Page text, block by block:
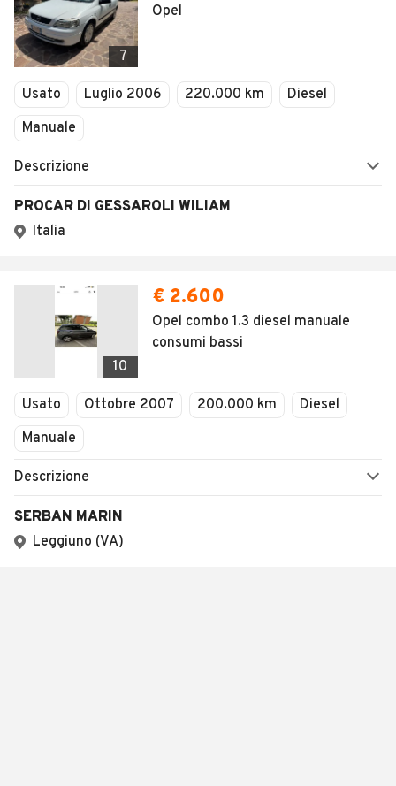
7
Opel
Usato Luglio 2006 220.000 km
Diesel
Manuale
Descrizione
PROCAR DI GESSAROLI WILIAM
Italia
10
€ 2.600
Opel combo 1.3 diesel manuale
consumi bassi
Usato Ottobre 2007 200.000 km
Diesel
Manuale
Descrizione
SERBAN MARIN
Leggiuno (VA)